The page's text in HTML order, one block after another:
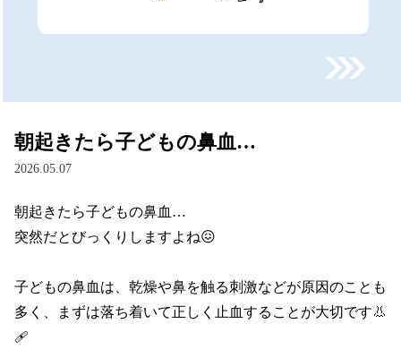
朝起きたら子どもの鼻血…
2026.05.07
朝起きたら子どもの鼻血…
突然だとびっくりしますよね😖
子どもの鼻血は、乾燥や鼻を触る刺激などが原因のことも
多く、まずは落ち着いて正しく止血することが大切です👃
🩹